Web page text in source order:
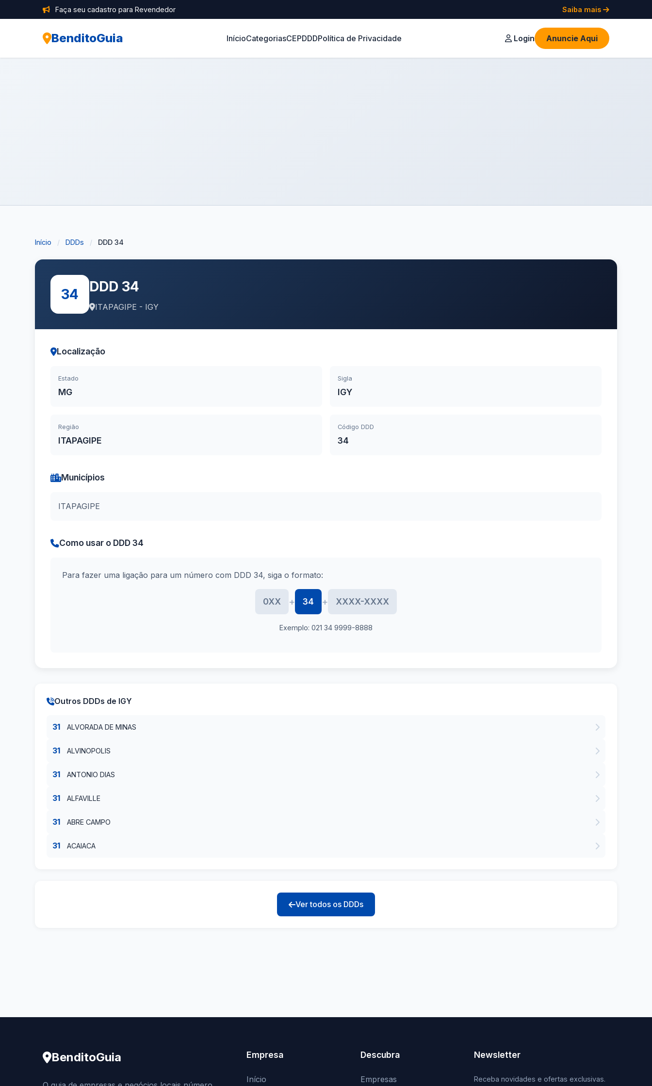
Faça seu cadastro para Revendedor Saiba mais
BenditoGuia InícioCategoriasCEPDDDPolítica de Privacidade Login Anuncie Aqui
Início / DDDs / DDD 34
34 DDD 34
ITAPAGIPE - IGY
Localização
Estado
MG
Sigla
IGY
Região
ITAPAGIPE
Código DDD
34
Municípios
ITAPAGIPE
Como usar o DDD 34
Para fazer uma ligação para um número com DDD 34, siga o formato:
0XX + 34 + XXXX-XXXX
Exemplo: 021 34 9999-8888
Outros DDDs de IGY
31 ALVORADA DE MINAS
31 ALVINOPOLIS
31 ANTONIO DIAS
31 ALFAVILLE
31 ABRE CAMPO
31 ACAIACA
Ver todos os DDDs
BenditoGuia Empresa
Início
Descubra
Empresas
Newsletter
Receba novidades e ofertas exclusivas.